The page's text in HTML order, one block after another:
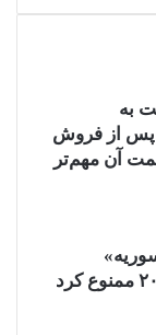
به
پس از فروش
آن مهم‌تر